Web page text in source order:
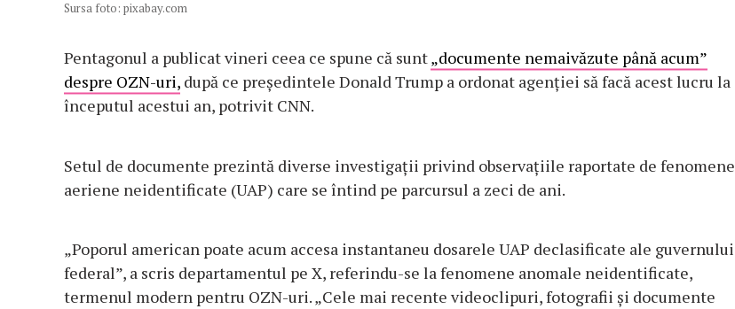
Sursa foto: pixabay.com
Pentagonul a publicat vineri ceea ce spune că sunt„documente nemaivăzute până acum”
despre OZN-uri, după ce președintele Donald Trump a ordonat agenției să facă acest lucru la
începutul acestui an, potrivit CNN.
Setul de documente prezintă diverse investigații privind observațiile raportate de fenomene
aeriene neidentificate (UAP) care se întind pe parcursul a zeci de ani.
„Poporul american poate acum accesa instantaneu dosarele UAP declasificate ale guvernului
federal”, a scris departamentul pe X, referindu-se la fenomene anomale neidentificate,
termenul modern pentru OZN-uri. „Cele mai recente videoclipuri, fotografii și documente